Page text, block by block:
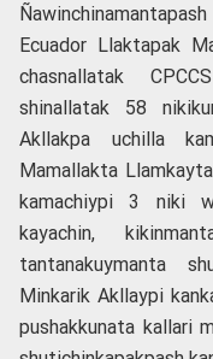
Ecuador Llaktapak
chasnallatak
shinallatak 58
Akllakpa uchilla
Mamallakta
kamachiypi 3 niki
kayachin,
tantanakuymanta
Minkarik Akllaypi
pushakkunata kallari